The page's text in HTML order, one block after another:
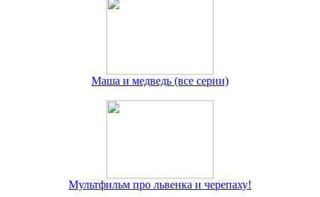
Маша и медведь (все серии)
Мультфильм про львенка и черепаху!